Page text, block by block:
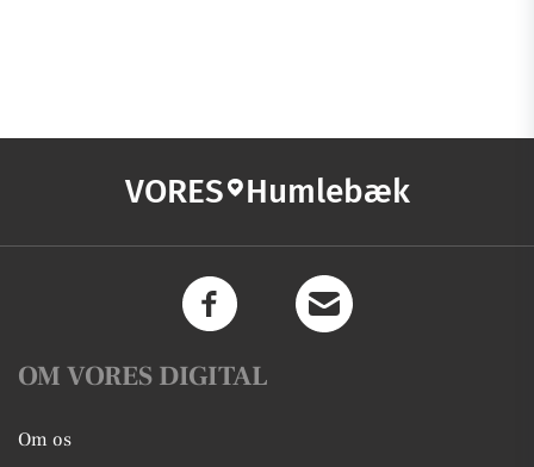
VORES Humlebæk
OM VORES DIGITAL
Om os